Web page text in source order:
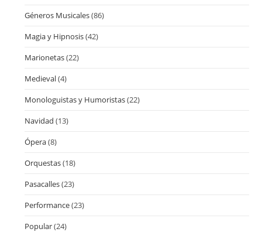
Géneros Musicales(86)
Magia y Hipnosis(42)
Marionetas(22)
Medieval(4)
Monologuistas y Humoristas(22)
Navidad (13)
Ópera(8)
Orquestas(18)
Pasacalles(23)
Performance(23)
Popular(24)